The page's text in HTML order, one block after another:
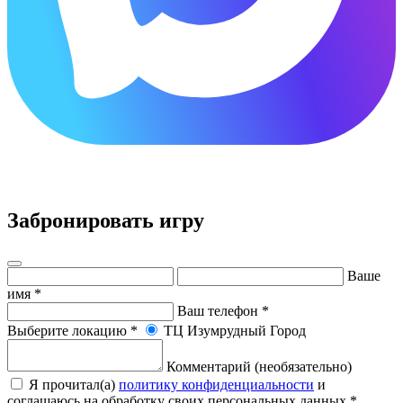
Забронировать игру
Ваше
имя *
Ваш телефон *
Выберите локацию * ТЦ Изумрудный Город
Комментарий (необязательно)
Я прочитал(а) политику конфиденциальности и